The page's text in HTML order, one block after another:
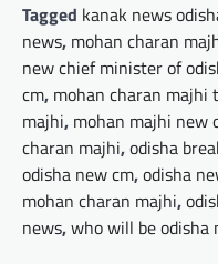
Tagged kanak news
news, mohan charan
new chief minister of
cm, mohan charan majhi
majhi, mohan majhi new
charan majhi,odisha
odisha new cm,odisha
mohan charan majhi,
news,who will be odisha